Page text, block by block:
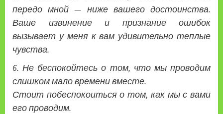
передо мной — ниже вашего достоинства.
Ваше извинение и признание ошибок
вызывает у меня к вам удивительно теплые
чувства.
6. Не беспокойтесь о том, что мы проводим
слишком мало времени вместе.
Стоит побеспокоиться о том, как мы с вами
его проводим.